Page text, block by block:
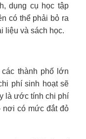
dụng cụ học tập
có thể phải bỏ ra
liệu và sách học.
thành phố lớn
phí sinh hoạt sẽ
là ước tính chi phí
nơi có mức đắt đỏ